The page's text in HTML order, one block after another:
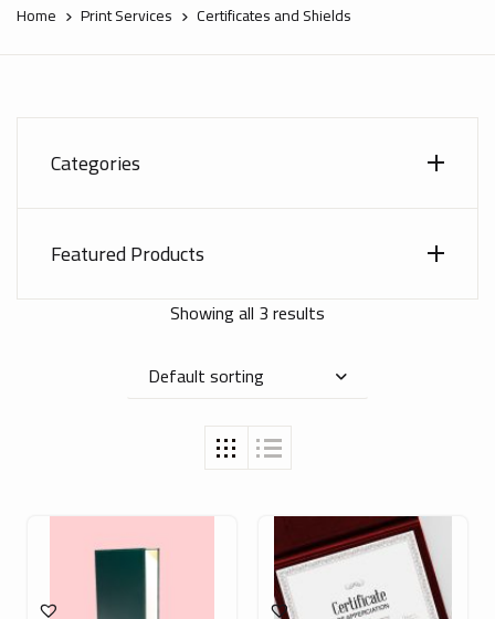
Home Print Services Certificates and Shields
Showing all 3 results
Default sorting
Categories
Featured Products